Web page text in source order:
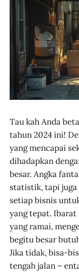
Tau kah Anda
tahun 2024 ini!
yang mencapai
dihadapkan
besar. Angka
statistik, tapi
setiap bisnis
yang tepat.
yang ramai,
begitu besar
Jika tidak, bisa-
tengah jalan –